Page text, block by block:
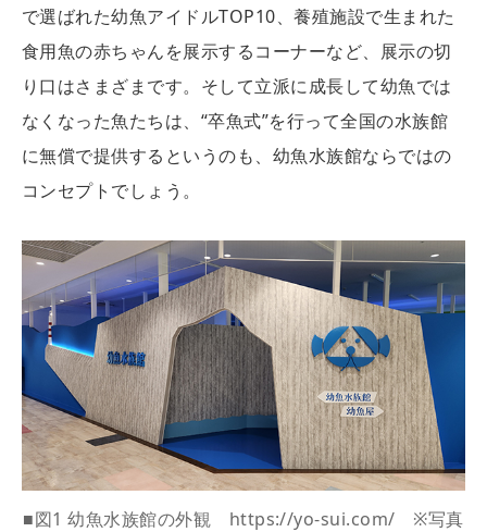
で選ばれた幼魚アイドルTOP10、養殖施設で生まれた
食用魚の赤ちゃんを展示するコーナーなど、展示の切
り口はさまざまです。そして立派に成長して幼魚では
なくなった魚たちは、“卒魚式”を行って全国の水族館
に無償で提供するというのも、幼魚水族館ならではの
コンセプトでしょう。
■図1 幼魚水族館の外観 https://yo-sui.com/ ※写真